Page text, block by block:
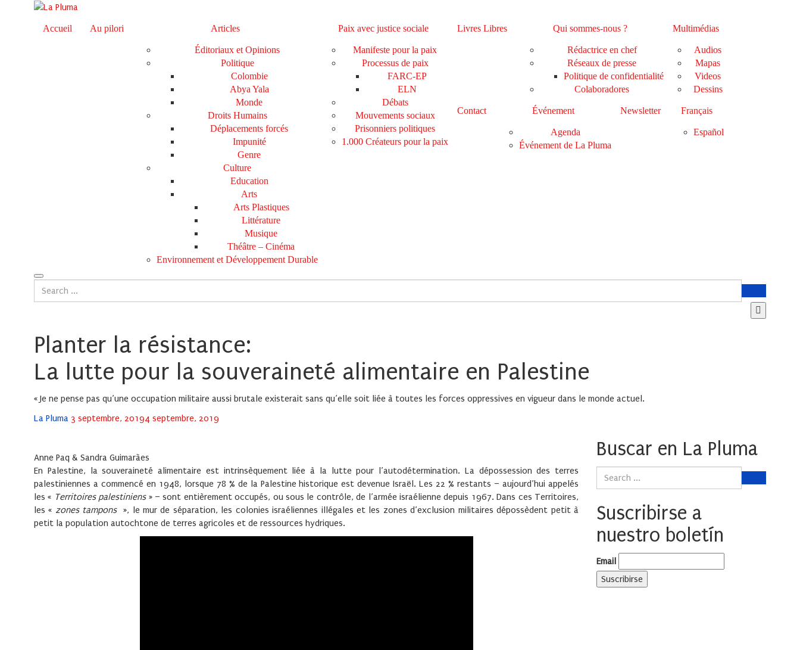
Accueil Au pilori Articles
Éditoriaux et Opinions
Politique
Colombie
Abya Yala
Monde
Droits Humains
Déplacements forcés
Impunité
Genre
Culture
Education
Arts
Arts Plastiques
Littérature
Musique
Théâtre – Cinéma
Environnement et Développement Durable
Paix avec justice sociale
Manifeste pour la paix
Processus de paix
FARC-EP
ELN
Débats
Mouvements sociaux
Prisonniers politiques
1.000 Créateurs pour la paix
Livres Libres Qui sommes-nous ?
Rédactrice en chef
Réseaux de presse
Politique de confidentialité
Colaboradores
Multimédias
Audios
Mapas
Videos
Dessins
Contact Événement
Agenda
Événement de La Pluma
Newsletter Français
Español
Planter la résistance:
La lutte pour la souveraineté alimentaire en Palestine
« Je ne pense pas qu’une occupation militaire aussi brutale existerait sans qu’elle soit liée à toutes les forces oppressives en vigueur dans le monde actuel.
La Pluma Posted
3 septembre, 20194 septembre, 2019
Anne Paq & Sandra Guimarães
En Palestine, la souveraineté alimentaire est intrinsèquement liée à la lutte pour l’autodétermination. La dépossession des terres
palestiniennes a commencé en 1948, lorsque 78 % de la Palestine historique est devenue Israël. Les 22 % restants – aujourd’hui appelés
les « Territoires palestiniens» – sont entièrement occupés, ou sous le contrôle, de l’armée israélienne depuis 1967. Dans ces Territoires,
les « zones tampons », le mur de séparation, les colonies israéliennes illégales et les zones d’exclusion militaires dépossèdent petit à
petit la population autochtone de terres agricoles et de ressources hydriques.
Buscar en La Pluma
Suscribirse a
nuestro boletín
Email